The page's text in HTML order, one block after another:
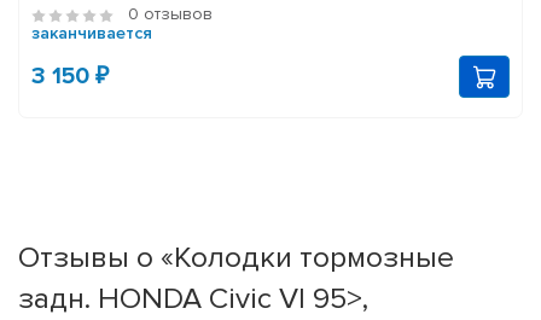
0 отзывов
заканчивается
3 150 ₽
Отзывы о «Колодки тормозные
задн. HONDA Civic VI 95>,